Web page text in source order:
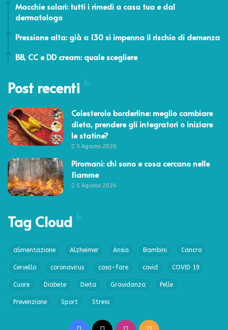
Macchie solari: tutti i rimedi a casa tua e dal
dermatologo
Pressione alta: già a 130 si impenna il rischio di demenza
BB, CC e DD cream: quale scegliere
Post recenti
Colesterolo borderline: meglio cambiare
dieta, prendere gli integratori o iniziare
le statine?
5 Agosto 2026
Piromani: chi sono e cosa cercano nelle
fiamme
5 Agosto 2026
Tag Cloud
alimentazione Alzheimer Ansia Bambini Cancro
Cervello coronavirus cosa-fare covid COVID 19
Cuore Diabete Dieta Gravidanza Pelle
Prevenzione Sport Stress